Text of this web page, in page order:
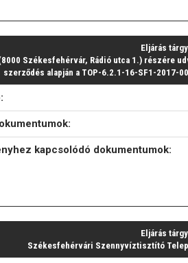
Eljárás
Székesfehérvár, Rádió utca 1.) részére
szerződés alapján a TOP-6.2.1-16-SF1-2017-
kapcsolódó dokumentumok:
Eljárás
Székesfehérvári Szennyvíztisztító